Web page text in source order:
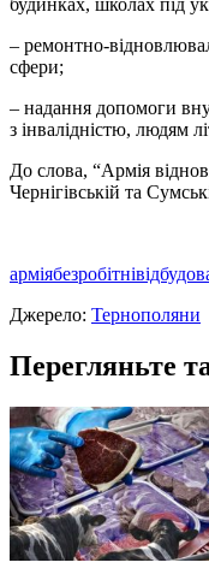
будинках, школах пiд
– ремонтно-
сфери;
– надання допомоги
з iнвалiднiстю, людям
До слова, “Армiя
Чернiгiвськiй та
арміябезробітні
Джерело: Тернополяни
Перегляньте